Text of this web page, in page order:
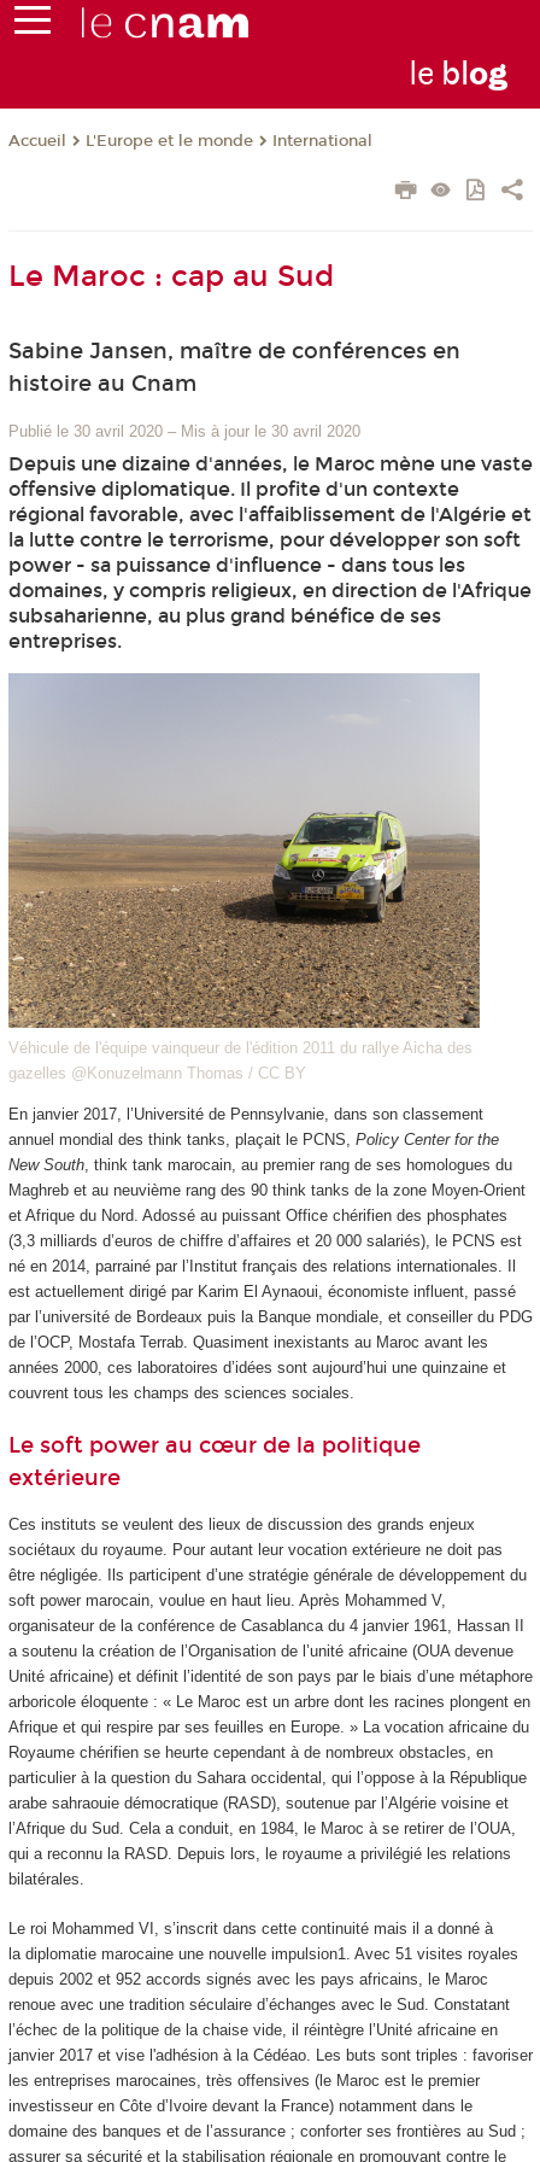
le blog
Accueil L'Europe et le monde International
Le Maroc : cap au Sud
Sabine Jansen, maître de conférences en
histoire au Cnam
Publié le 30 avril 2020 – Mis à jour le 30 avril 2020
Depuis une dizaine d'années, le Maroc mène une vaste
offensive diplomatique. Il profite d'un contexte
régional favorable, avec l'affaiblissement de l'Algérie et
la lutte contre le terrorisme, pour développer son soft
power - sa puissance d'influence - dans tous les
domaines, y compris religieux, en direction de l'Afrique
subsaharienne, au plus grand bénéfice de ses
entreprises.
Véhicule de l'équipe vainqueur de l'édition 2011 du rallye Aicha des
gazelles @Konuzelmann Thomas / CC BY
En janvier 2017, l’Université de Pennsylvanie, dans son classement
annuel mondial des think tanks, plaçait le PCNS, Policy Center for the
New South, think tank marocain, au premier rang de ses homologues du
Maghreb et au neuvième rang des 90 think tanks de la zone Moyen-Orient
et Afrique du Nord. Adossé au puissant Office chérifien des phosphates
(3,3 milliards d’euros de chiffre d’affaires et 20 000 salariés), le PCNS est
né en 2014, parrainé par l’Institut français des relations internationales. Il
est actuellement dirigé par Karim El Aynaoui, économiste influent, passé
par l’université de Bordeaux puis la Banque mondiale, et conseiller du PDG
de l’OCP, Mostafa Terrab. Quasiment inexistants au Maroc avant les
années 2000, ces laboratoires d’idées sont aujourd’hui une quinzaine et
couvrent tous les champs des sciences sociales.
Le soft power au cœur de la politique
extérieure
Ces instituts se veulent des lieux de discussion des grands enjeux
sociétaux du royaume. Pour autant leur vocation extérieure ne doit pas
être négligée. Ils participent d’une stratégie générale de développement du
soft power marocain, voulue en haut lieu. Après Mohammed V,
organisateur de la conférence de Casablanca du 4 janvier 1961, Hassan II
a soutenu la création de l’Organisation de l’unité africaine (OUA devenue
Unité africaine) et définit l’identité de son pays par le biais d’une métaphore
arboricole éloquente : « Le Maroc est un arbre dont les racines plongent en
Afrique et qui respire par ses feuilles en Europe. » La vocation africaine du
Royaume chérifien se heurte cependant à de nombreux obstacles, en
particulier à la question du Sahara occidental, qui l’oppose à la République
arabe sahraouie démocratique (RASD), soutenue par l’Algérie voisine et
l’Afrique du Sud. Cela a conduit, en 1984, le Maroc à se retirer de l’OUA,
qui a reconnu la RASD. Depuis lors, le royaume a privilégié les relations
bilatérales.
Le roi Mohammed VI, s’inscrit dans cette continuité mais il a donné à
la diplomatie marocaine une nouvelle impulsion1
. Avec 51 visites royales
depuis 2002 et 952 accords signés avec les pays africains, le Maroc
renoue avec une tradition séculaire d’échanges avec le Sud. Constatant
l’échec de la politique de la chaise vide, il réintègre l’Unité africaine en
janvier 2017 et vise l'adhésion à la Cédéao. Les buts sont triples : favoriser
les entreprises marocaines, très offensives (le Maroc est le premier
investisseur en Côte d’Ivoire devant la France) notamment dans le
domaine des banques et de l’assurance ; conforter ses frontières au Sud ;
assurer sa sécurité et la stabilisation régionale en promouvant contre le